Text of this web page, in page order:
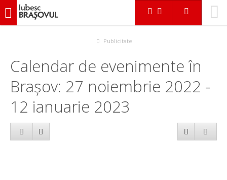
iubescbraşovul.ro
Publicitate
Calendar de evenimente în
Brașov: 27 noiembrie 2022 -
12 ianuarie 2023